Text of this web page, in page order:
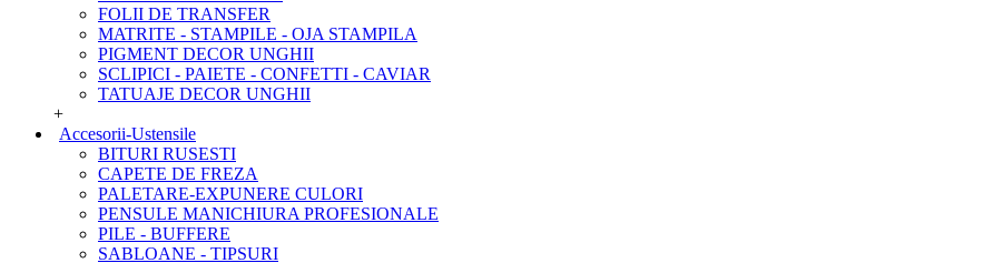
FOLII DE TRANSFER
MATRITE - STAMPILE - OJA STAMPILA
PIGMENT DECOR UNGHII
SCLIPICI - PAIETE - CONFETTI - CAVIAR
TATUAJE DECOR UNGHII
+
Accesorii-Ustensile
BITURI RUSESTI
CAPETE DE FREZA
PALETARE-EXPUNERE CULORI
PENSULE MANICHIURA PROFESIONALE
PILE - BUFFERE
SABLOANE - TIPSURI